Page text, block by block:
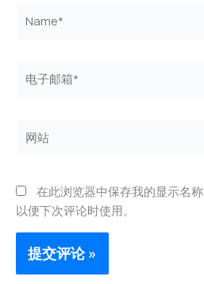
子
站
在此浏览器中保存我的显示名
以便下次评论时使用。